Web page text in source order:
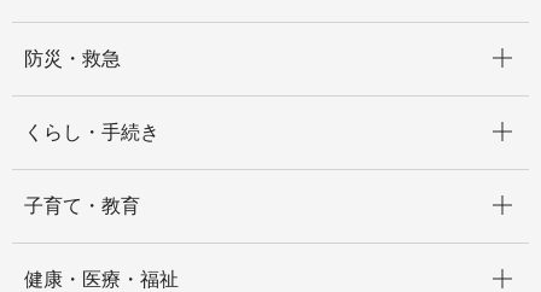
防災・救急
くらし・手続き
子育て・教育
健康・医療・福祉